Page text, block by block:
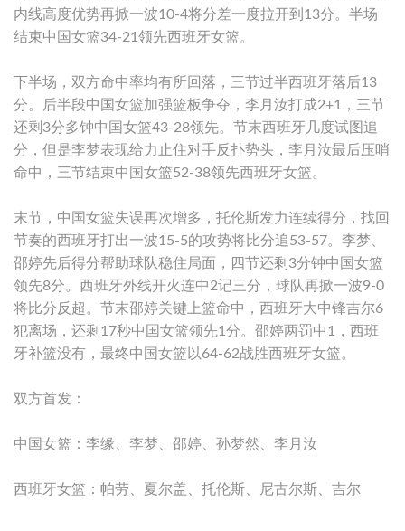
内线高度优势再掀一波10-4将分差一度拉开到13分。半场
结束中国女篮34-21领先西班牙女篮。
下半场，双方命中率均有所回落，三节过半西班牙落后13
分。后半段中国女篮加强篮板争夺，李月汝打成2+1，三节
还剩3分多钟中国女篮43-28领先。节末西班牙几度试图追
分，但是李梦表现给力止住对手反扑势头，李月汝最后压哨
命中，三节结束中国女篮52-38领先西班牙女篮。
末节，中国女篮失误再次增多，托伦斯发力连续得分，找回
节奏的西班牙打出一波15-5的攻势将比分追53-57。李梦、
邵婷先后得分帮助球队稳住局面，四节还剩3分钟中国女篮
领先8分。西班牙外线开火连中2记三分，球队再掀一波9-0
将比分反超。节末邵婷关键上篮命中，西班牙大中锋吉尔6
犯离场，还剩17秒中国女篮领先1分。邵婷两罚中1，西班
牙补篮没有，最终中国女篮以64-62战胜西班牙女篮。
双方首发：
中国女篮：李缘、李梦、邵婷、孙梦然、李月汝
西班牙女篮：帕劳、夏尔盖、托伦斯、尼古尔斯、吉尔